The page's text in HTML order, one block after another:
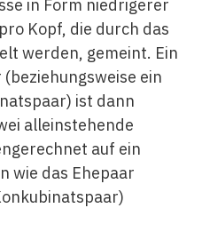
in Form niedrigerer
Kopf, die durch das
werden, gemeint. Ein
ein
ist dann
alleinstehende
auf ein
wie das Ehepaar